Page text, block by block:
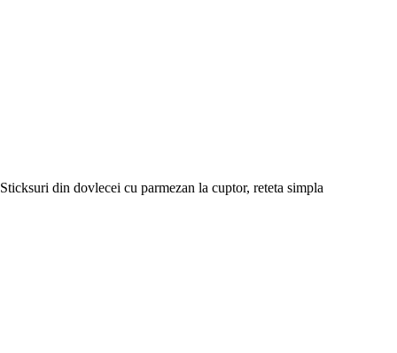
Sticksuri din dovlecei cu parmezan la cuptor, reteta simpla